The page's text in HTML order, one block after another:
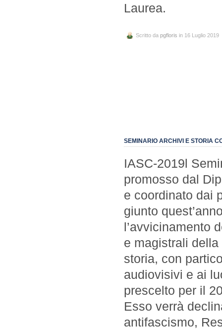
Laurea.
Scritto da pgfloris in 16 Luglio 2019
SEMINARIO ARCHIVI E STORIA
IASC-2019l
promosso dal
e coordinato dai
giunto
l’avvicinamento
e magistrali
storia, con
audiovisivi e ai
prescelto per il
Esso verrà
antifascismo,